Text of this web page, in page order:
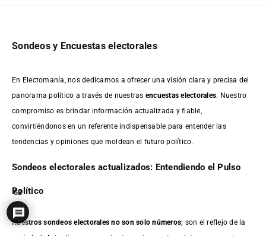
Sondeos y Encuestas electorales
En Electomanía, nos dedicamos a ofrecer una visión clara y precisa del
panorama político a través de nuestras encuestas electorales. Nuestro
compromiso es brindar información actualizada y fiable,
convirtiéndonos en un referente indispensable para entender las
tendencias y opiniones que moldean el futuro político.
Sondeos electorales actualizados: Entendiendo el Pulso
Político
Nuestros sondeos electorales no son solo números; son el reflejo de la
62